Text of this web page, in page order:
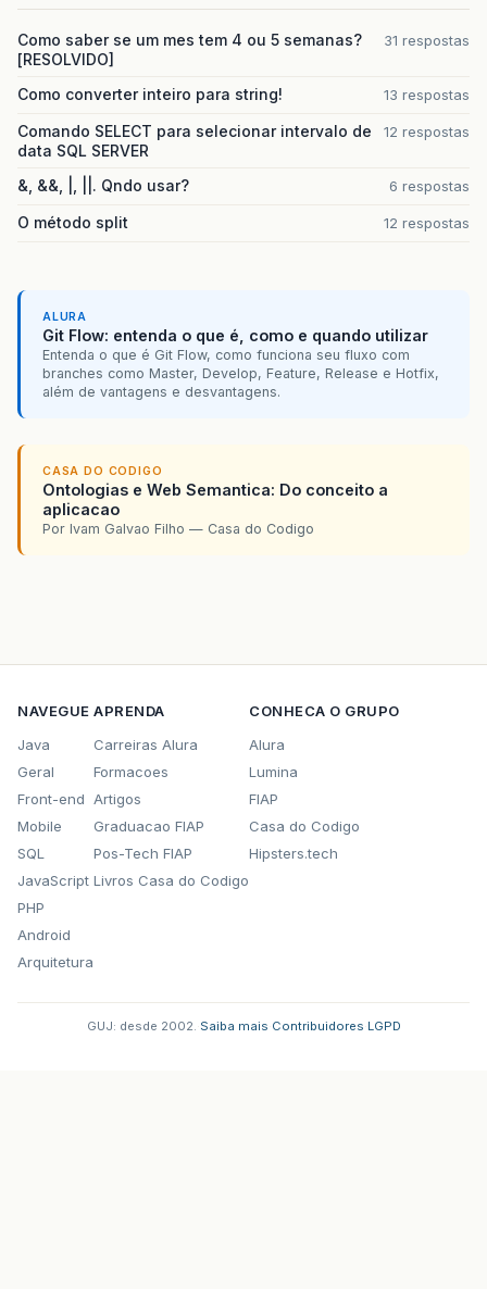
Como saber se um mes tem 4 ou 5 semanas?
[RESOLVIDO]
31 respostas
Como converter inteiro para string! 13 respostas
Comando SELECT para selecionar intervalo de
data SQL SERVER
12 respostas
&, &&, |, ||. Qndo usar? 6 respostas
O método split 12 respostas
ALURA
Git Flow: entenda o que é, como e quando utilizar
Entenda o que é Git Flow, como funciona seu fluxo com
branches como Master, Develop, Feature, Release e Hotfix,
além de vantagens e desvantagens.
CASA DO CODIGO
Ontologias e Web Semantica: Do conceito a
aplicacao
Por Ivam Galvao Filho — Casa do Codigo
NAVEGUE
Java
Geral
Front-end
Mobile
SQL
JavaScript
PHP
Android
Arquitetura
APRENDA
Carreiras Alura
Formacoes
Artigos
Graduacao FIAP
Pos-Tech FIAP
Livros Casa do Codigo
CONHECA O GRUPO
Alura
Lumina
FIAP
Casa do Codigo
Hipsters.tech
GUJ: desde 2002. Saiba mais Contribuidores LGPD